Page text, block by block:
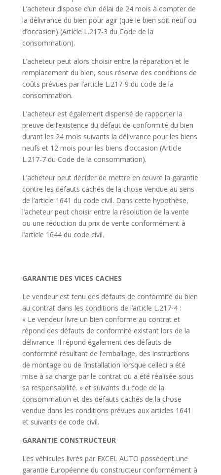
L’acheteur dispose d’un délai de 24 mois à compter de
la délivrance du bien pour agir (que le bien soit neuf ou
d’occasion) (Article L.217-3 du Code de la
consommation).
L’acheteur peut alors choisir entre la réparation et le
remplacement du bien, sous réserve des conditions de
coûts prévues par l’article L.217-9 du code de la
consommation.
L’acheteur est également dispensé de rapporter la
preuve de l’existence du défaut de conformité du bien
durant les 24 mois suivants la délivrance pour les biens
neufs et 12 mois pour les biens d’occasion (Article
L.217-7 du Code de la consommation).
L’acheteur peut décider de mettre en œuvre la garantie
contre les défauts cachés de la chose vendue au sens
de l’article 1641 du code civil. Dans cette hypothèse,
l’acheteur peut choisir entre la résolution de la vente
ou une réduction du prix de vente conformément à
l’article 1644 du code civil.
GARANTIE DES VICES CACHES
Le vendeur est tenu des défauts de conformité du bien
au contrat dans les conditions de l’article L.217-4 :
« Le vendeur livre un bien conforme au contrat et
répond des défauts de conformité existant lors de la
délivrance. Il répond également des défauts de
conformité résultant de l’emballage, des instructions
de montage ou de l’installation lorsque celleci a été
mise à sa charge par le contrat ou a été réalisée sous
sa responsabilité. » et suivants du code de la
consommation et des défauts cachés de la chose
vendue dans les conditions prévues aux articles 1641
et suivants de code civil.
GARANTIE CONSTRUCTEUR
Les véhicules livrés par EXCEL AUTO possèdent une
garantie Européenne du constructeur conformément à